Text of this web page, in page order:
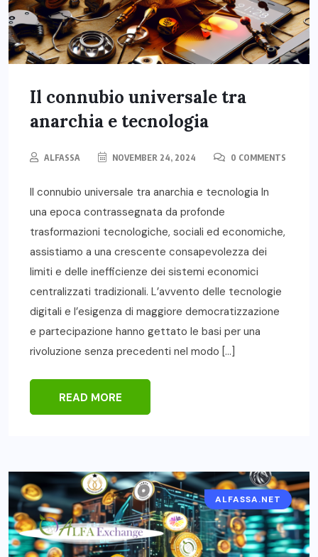
Il connubio universale tra
anarchia e tecnologia
ALFASSA NOVEMBER 24, 2024 0 COMMENTS
Il connubio universale tra anarchia e tecnologia In
una epoca contrassegnata da profonde
trasformazioni tecnologiche, sociali ed economiche,
assistiamo a una crescente consapevolezza dei
limiti e delle inefficienze dei sistemi economici
centralizzati tradizionali. L’avvento delle tecnologie
digitali e l’esigenza di maggiore democratizzazione
e partecipazione hanno gettato le basi per una
rivoluzione senza precedenti nel modo […]
READ MORE
ALFASSA.NET